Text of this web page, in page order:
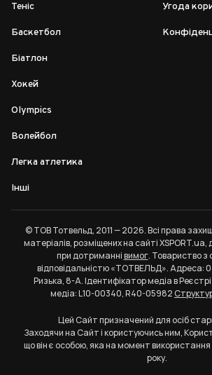
Теніс
Баскетбол
Біатлон
Хокей
Olympics
Волейбол
Легка атлетика
Інші
Угода
© ТОВ Тотвельд, 2011 — 2026. Всі права
матеріалів, розміщених на сайті
при дотриманнівимог. Товариство
відповідальністю «ТОТВЕЛЬД». Адреса:
Ризька, 8-А. Ідентифікатор медіа в Реєстрі
медіа: L10-00340, R40-05982
Цей Сайт призначений для осіб
Заходячи на Сайт і користуючись ним,
що він є особою, яка на момент
року.